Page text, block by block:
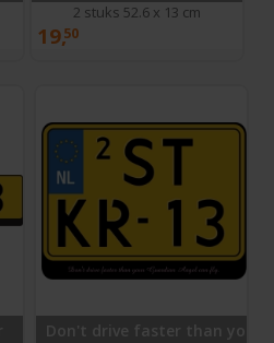
2 stuks 52.6 x 13 cm
19,50
Don't drive faster than your